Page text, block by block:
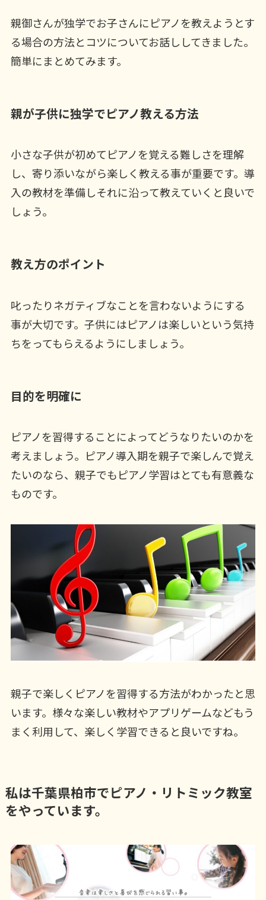
親御さんが独学でお子さんにピアノを教えようとす
る場合の方法とコツについてお話ししてきました。
簡単にまとめてみます。
親が子供に独学でピアノ教える方法
小さな子供が初めてピアノを覚える難しさを理解
し、寄り添いながら楽しく教える事が重要です。導
入の教材を準備しそれに沿って教えていくと良いで
しょう。
教え方のポイント
叱ったりネガティブなことを言わないようにする
事が大切です。子供にはピアノは楽しいという気持
ちをってもらえるようにしましょう。
目的を明確に
ピアノを習得することによってどうなりたいのかを
考えましょう。ピアノ導入期を親子で楽しんで覚え
たいのなら、親子でもピアノ学習はとても有意義な
ものです。
親子で楽しくピアノを習得する方法がわかったと思
います。様々な楽しい教材やアプリゲームなどもう
まく利用して、楽しく学習できると良いですね。
私は千葉県柏市でピアノ・リトミック教室
をやっています。